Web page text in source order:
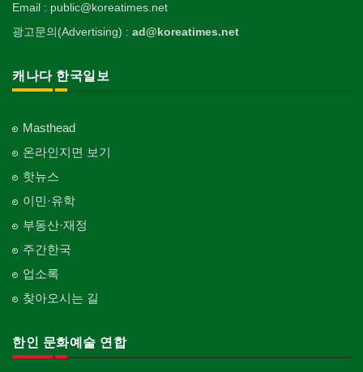
Email : public@koreatimes.net
광고문의(Advertising) : ad@koreatimes.net
캐나다 한국일보
Masthead
온라인지면 보기
핫뉴스
이민·유학
부동산·재정
주간한국
업소록
찾아오시는 길
한인 문화예술 연합